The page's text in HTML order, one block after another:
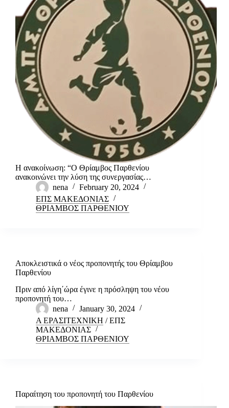
Η ανακοίνωση: “Ο Θρίαμβος Παρθενίου
ανακοινώνει την λύση της συνεργασίας…
nena
February 20, 2024
ΕΠΣ ΜΑΚΕΔΟΝΙΑΣ
ΘΡΙΑΜΒΟΣ ΠΑΡΘΕΝΙΟΥ
Αποκλειστικά ο νέος προπονητής του Θρίαμβου
Παρθενίου
Πριν από λίγη΄ώρα έγινε η πρόσληψη του νέου
προπονητή του…
nena
January 30, 2024
Α ΕΡΑΣΙΤΕΧΝΙΚΗ /ΕΠΣ
ΜΑΚΕΔΟΝΙΑΣ
ΘΡΙΑΜΒΟΣ ΠΑΡΘΕΝΙΟΥ
Παραίτηση του προπονητή του Παρθενίου